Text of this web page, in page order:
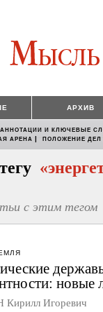
АРХИВ
АННОТАЦИИ И КЛЮЧЕВЫЕ
АРЕНА | ПОЛОЖЕНИЕ ДЕЛ
с этим тегом
новые
Игоревич